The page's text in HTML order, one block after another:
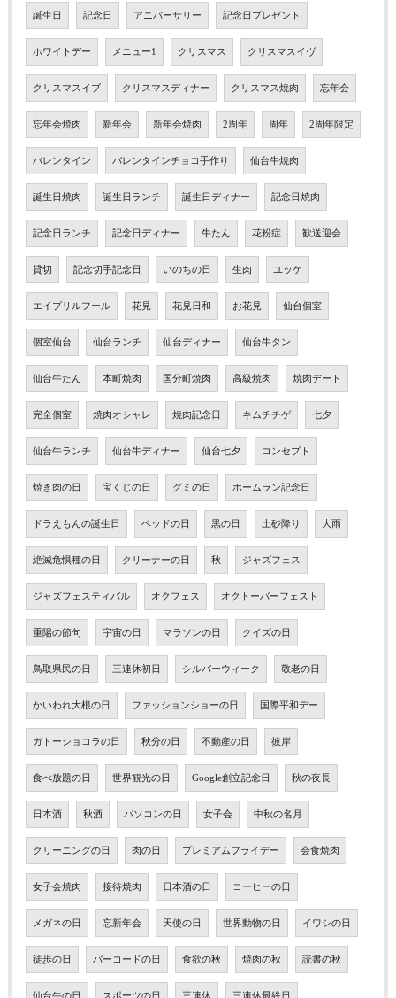
誕生日 記念日 アニバーサリー 記念日プレゼント
ホワイトデー メニュー1 クリスマス クリスマスイヴ
クリスマスイブ クリスマスディナー クリスマス焼肉 忘年会
忘年会焼肉 新年会 新年会焼肉 2周年 周年 2周年限定
バレンタイン バレンタインチョコ手作り 仙台牛焼肉
誕生日焼肉 誕生日ランチ 誕生日ディナー 記念日焼肉
記念日ランチ 記念日ディナー 牛たん 花粉症 歓送迎会
貸切 記念切手記念日 いのちの日 生肉 ユッケ
エイプリルフール 花見 花見日和 お花見 仙台個室
個室仙台 仙台ランチ 仙台ディナー 仙台牛タン
仙台牛たん 本町焼肉 国分町焼肉 高級焼肉 焼肉デート
完全個室 焼肉オシャレ 焼肉記念日 キムチチゲ 七夕
仙台牛ランチ 仙台牛ディナー 仙台七夕 コンセプト
焼き肉の日 宝くじの日 グミの日 ホームラン記念日
ドラえもんの誕生日 ベッドの日 黒の日 土砂降り 大雨
絶滅危惧種の日 クリーナーの日 秋 ジャズフェス
ジャズフェスティバル オクフェス オクトーバーフェスト
重陽の節句 宇宙の日 マラソンの日 クイズの日
鳥取県民の日 三連休初日 シルバーウィーク 敬老の日
かいわれ大根の日 ファッションショーの日 国際平和デー
ガトーショコラの日 秋分の日 不動産の日 彼岸
食べ放題の日 世界観光の日 Google創立記念日 秋の夜長
日本酒 秋酒 パソコンの日 女子会 中秋の名月
クリーニングの日 肉の日 プレミアムフライデー 会食焼肉
女子会焼肉 接待焼肉 日本酒の日 コーヒーの日
メガネの日 忘新年会 天使の日 世界動物の日 イワシの日
徒歩の日 バーコードの日 食欲の秋 焼肉の秋 読書の秋
仙台牛の日 スポーツの日 三連休 三連休最終日